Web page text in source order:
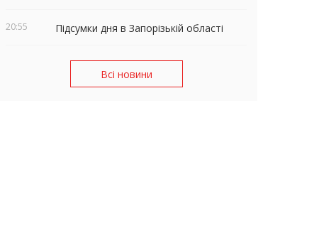
20:55 Підсумки дня в Запорізькій області
Всі новини